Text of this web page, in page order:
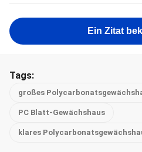
Ein Zitat
Tags:
großes
PC Blatt-Gewächshaus
klares